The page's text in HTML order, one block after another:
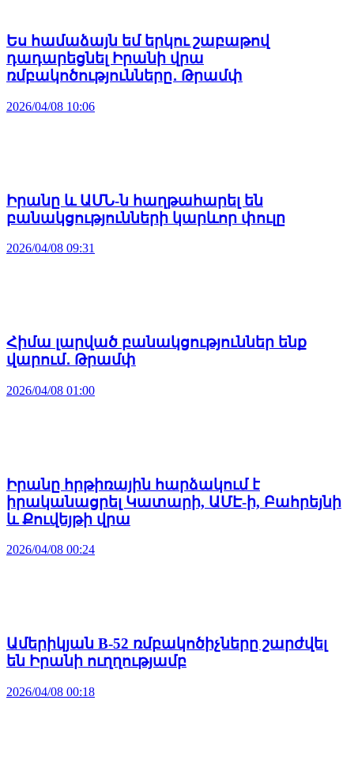
Ես համաձայն եմ երկու շաբաթով
դադարեցնել Իրանի վրա
ռմբակոծությունները․ Թրամփ
2026/04/08 10:06
Իրանը և ԱՄՆ-ն հաղթահարել են
բանակցությունների կարևոր փուլը
2026/04/08 09:31
Հիմա լարված բանակցություններ ենք
վարում․ Թրամփ
2026/04/08 01:00
Իրանը հրթիռային հարձակում է
իրականացրել Կատարի, ԱՄԷ-ի, Բահրեյնի
և Քուվեյթի վրա
2026/04/08 00:24
Ամերիկյան B-52 ռմբակոծիչները շարժվել
են Իրանի ուղղությամբ
2026/04/08 00:18